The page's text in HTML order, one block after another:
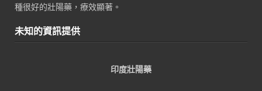
種很好的壯陽藥，療效顯著。
未知的資訊提供
印度壯陽藥